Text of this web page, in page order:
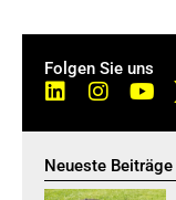
Folgen Sie uns
Neueste Beiträge